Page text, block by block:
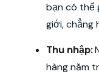
bạn có thể
giới, chẳng
Thu nhập:
hàng năm